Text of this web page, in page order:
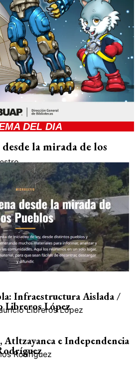
DEL DIA
la mirada de los
Infraestructura Aislada /
Libreros López
Libreros López
Atltzayanca e Independencia
Rodríguez